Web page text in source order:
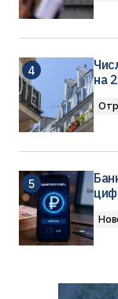
на